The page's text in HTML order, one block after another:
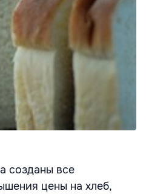
созданы все
цены на хлеб,